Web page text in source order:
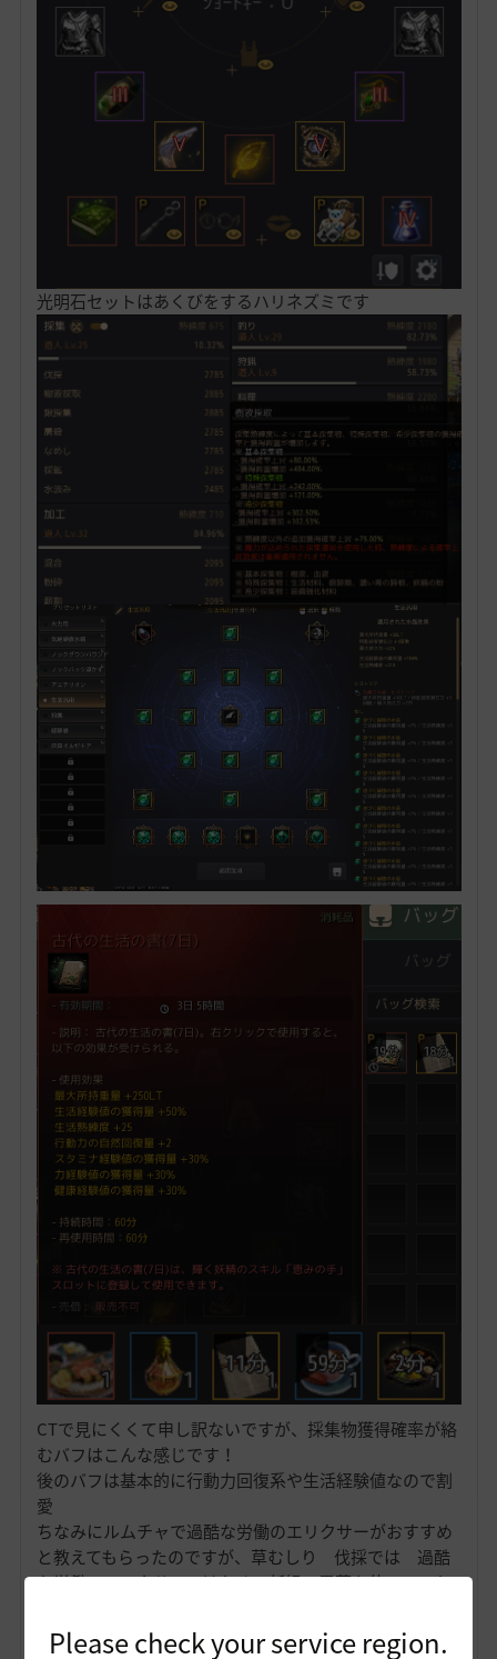
Please check your service region.
光明石セットはあくびをするハリネズミです
CTで見にくくて申し訳ないですが、採集物獲得確率が絡
むバフはこんな感じです！
後のバフは基本的に行動力回復系や生活経験値なので割
愛
ちなみにルムチャで過酷な労働のエリクサーがおすすめ
と教えてもらったのですが、草むしり 伐採では 過酷
な労働のエリクサーではなく、新緑の霊薬を使っていた
め、少し効率がよくなっております！